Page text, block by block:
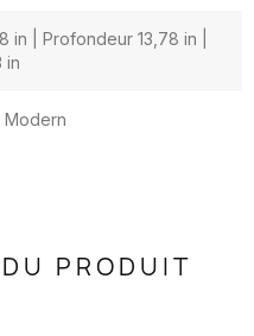
in | Profondeur 13,78 in |
in
Modern
PRODUIT